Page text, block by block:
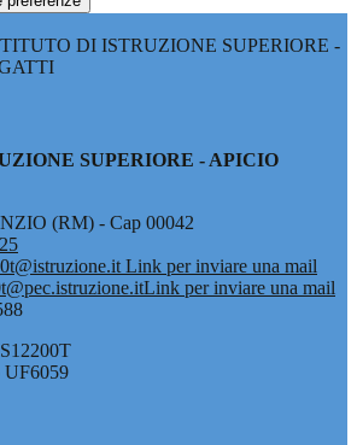
DI ISTRUZIONE SUPERIORE -
SUPERIORE - APICIO
(RM) - Cap 00042
Link per inviare una mail
Link per inviare una mail
UF6059